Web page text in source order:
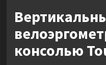
консолью